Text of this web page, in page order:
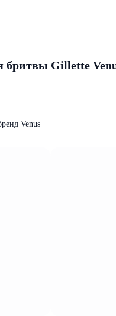
бритвы Gillette
Venus